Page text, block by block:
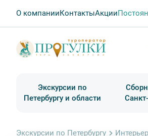
О компанииКонтактыАкции
Экскурсии по
Петербургу и области
Экскурсии по Петербургу